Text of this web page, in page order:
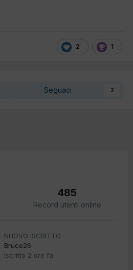
2 1
Seguaci 2
485
Record utenti online
NUOVO ISCRITTO
Bruce26
Iscritto 2 ore fa